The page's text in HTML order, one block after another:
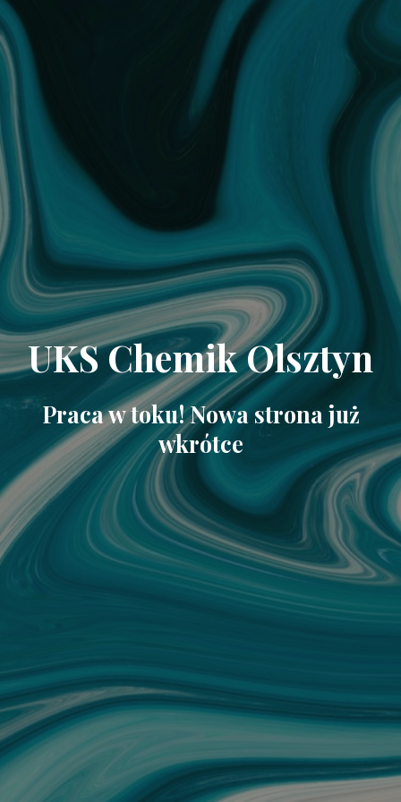
UKS Chemik Olsztyn
Praca w toku! Nowa strona już
wkrótce